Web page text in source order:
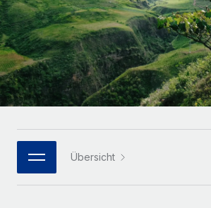
INFRASTRUKTUR
Remote Embedded
Nahtlose Integration der HR in
Plattform
Integrierte HR-Kernfunktionen für
MCP
Integrationen
Mittelstand
Maßgeschneiderte HR-Lösungen, um
vergrößern
Enterprise
Globale HR für Konzerne und
PARTNER WERDEN
Flexible Einbettung von Global-HR-
LERNEN MIT REMOTE
Forschung und Leitfäden
Fallstudien
HR-Glossar
Bibliothek für Stellenbeschreibungen
Webinare
Español
Italiano
Português (Portugal)
한국어 Übersicht